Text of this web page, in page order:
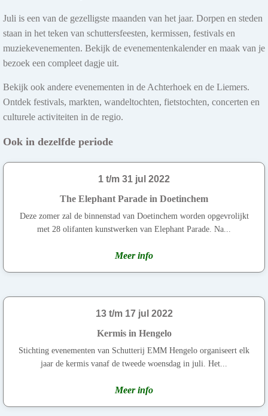
Juli is een van de gezelligste maanden van het jaar. Dorpen en steden
staan in het teken van schuttersfeesten, kermissen, festivals en
muziekevenementen. Bekijk de evenementenkalender en maak van je
bezoek een compleet dagje uit.
Bekijk ook andere evenementen in de Achterhoek en de Liemers.
Ontdek festivals, markten, wandeltochten, fietstochten, concerten en
culturele activiteiten in de regio.
Ook in dezelfde periode
1 t/m 31 jul 2022
The Elephant Parade in Doetinchem
Deze zomer zal de binnenstad van Doetinchem worden opgevrolijkt
met 28 olifanten kunstwerken van Elephant Parade. Na...
Meer info
13 t/m 17 jul 2022
Kermis in Hengelo
Stichting evenementen van Schutterij EMM Hengelo organiseert elk
jaar de kermis vanaf de tweede woensdag in juli. Het...
Meer info